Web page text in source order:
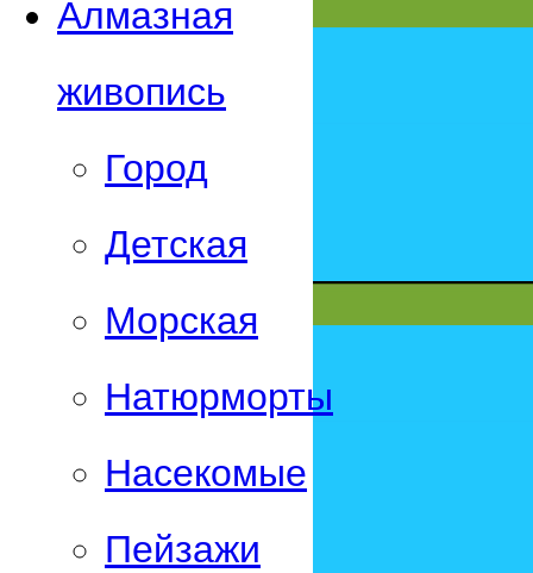
Алмазная
живопись
Город
Детская
Морская
Натюрморты
Насекомые
Пейзажи